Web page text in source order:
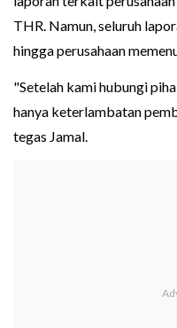
THR. Namun, seluruh
hingga perusahaan
"Setelah kami hubungi
hanya keterlambatan
tegas Jamal.